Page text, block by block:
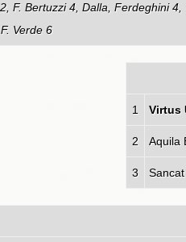
F. Bertuzzi 4, Dalla, Ferdeghini
Verde 6
1 Virtus
2 Aquila
3